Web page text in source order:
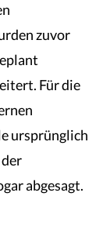
zuvor
Für die
ursprünglich
abgesagt.